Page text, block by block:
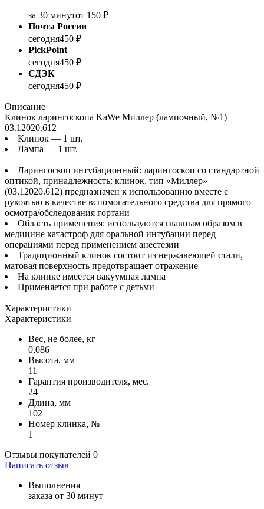
за 30 минутот 150 ₽
Почта России
сегодня450 ₽
PickPoint
сегодня450 ₽
СДЭК
сегодня450 ₽
Описание
Клинок ларингоскопа KaWe Миллер (лампочный, №1)
03.12020.612
Клинок — 1 шт.
Лампа — 1 шт.
Ларингоскоп интубационный: ларингоскоп со стандартной
оптикой, принадлежность: клинок, тип «Миллер»
(03.12020.612) предназначен к использованию вместе с
рукоятью в качестве вспомогательного средства для прямого
осмотра/обследования гортани
Область применения: используются главным образом в
медицине катастроф для оральной интубации перед
операциями перед применением анестезии
Традиционный клинок состоит из нержавеющей стали,
матовая поверхность предотвращает отражение
На клинке имеется вакуумная лампа
Применяется при работе с детьми
Характеристики
Характеристики
Вес, не более, кг
0,086
Высота, мм
11
Гарантия производителя, мес.
24
Длина, мм
102
Номер клинка, №
1
Отзывы покупателей 0
Написать отзыв
Выполнения
заказа от 30 минут